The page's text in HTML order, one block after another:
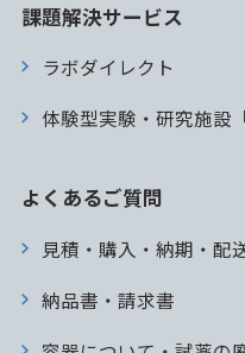
課題解決サービス
ラボダイレクト
体験型実験・研究施設
よくあるご質問
見積・購入・納期・配
納品書・請求書